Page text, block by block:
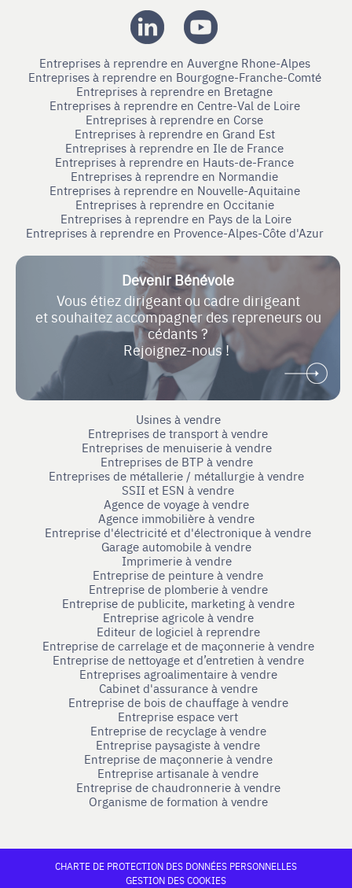
Entreprises à reprendre en Auvergne Rhone-Alpes
Entreprises à reprendre en Bourgogne-Franche-Comté
Entreprises à reprendre en Bretagne
Entreprises à reprendre en Centre-Val de Loire
Entreprises à reprendre en Corse
Entreprises à reprendre en Grand Est
Entreprises à reprendre en Ile de France
Entreprises à reprendre en Hauts-de-France
Entreprises à reprendre en Normandie
Entreprises à reprendre en Nouvelle-Aquitaine
Entreprises à reprendre en Occitanie
Entreprises à reprendre en Pays de la Loire
Entreprises à reprendre en Provence-Alpes-Côte d'Azur
Devenir Bénévole
Vous étiez dirigeant ou cadre dirigeant
et souhaitez accompagner des repreneurs ou
cédants ?
Rejoignez-nous !
Usines à vendre
Entreprises de transport à vendre
Entreprises de menuiserie à vendre
Entreprises de BTP à vendre
Entreprises de métallerie / métallurgie à vendre
SSII et ESN à vendre
Agence de voyage à vendre
Agence immobilière à vendre
Entreprise d'électricité et d'électronique à vendre
Garage automobile à vendre
Imprimerie à vendre
Entreprise de peinture à vendre
Entreprise de plomberie à vendre
Entreprise de publicite, marketing à vendre
Entreprise agricole à vendre
Editeur de logiciel à reprendre
Entreprise de carrelage et de maçonnerie à vendre
Entreprise de nettoyage et d’entretien à vendre
Entreprises agroalimentaire à vendre
Cabinet d'assurance à vendre
Entreprise de bois de chauffage à vendre
Entreprise espace vert
Entreprise de recyclage à vendre
Entreprise paysagiste à vendre
Entreprise de maçonnerie à vendre
Entreprise artisanale à vendre
Entreprise de chaudronnerie à vendre
Organisme de formation à vendre
CHARTE DE PROTECTION DES DONNÉES PERSONNELLES
GESTION DES COOKIES